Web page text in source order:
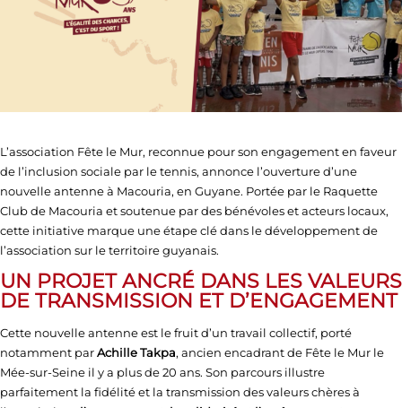
L’association Fête le Mur, reconnue pour son engagement en faveur
de l’inclusion sociale par le tennis, annonce l’ouverture d’une
nouvelle antenne à Macouria, en Guyane. Portée par le Raquette
Club de Macouria et soutenue par des bénévoles et acteurs locaux,
cette initiative marque une étape clé dans le développement de
l’association sur le territoire guyanais.
UN PROJET ANCRÉ DANS LES VALEURS
DE TRANSMISSION ET D’ENGAGEMENT
Cette nouvelle antenne est le fruit d’un travail collectif, porté
notamment parAchille Takpa, ancien encadrant de Fête le Mur le
Mée-sur-Seine il y a plus de 20 ans. Son parcours illustre
parfaitement la fidélité et la transmission des valeurs chères à